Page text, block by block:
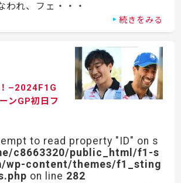
われ、フェ・・・
続きをみる
–2024F1G
ンGP初日フ
to read property "ID" on s
c8663320/public_html/f1-s
wp-content/themes/f1_sting
on line 282